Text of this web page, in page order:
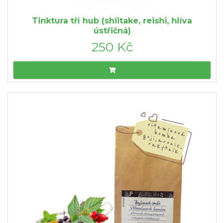
Tinktura tří hub (shiitake, reishi, hlíva
ústřičná)
250 Kč